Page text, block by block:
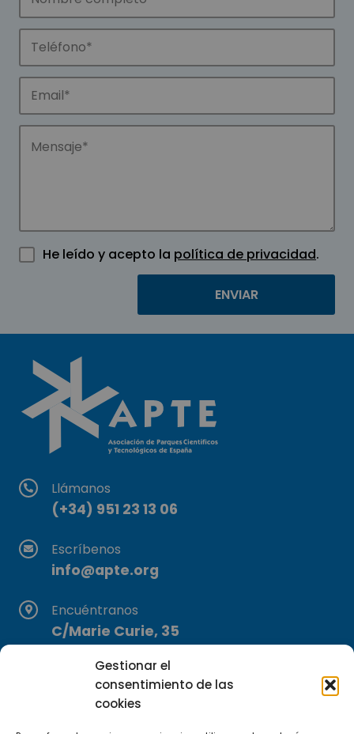
Gestionar el
consentimiento de las
cookies
He leído y acepto la política de privacidad.
Llámanos
(+34) 951 23 13 06
Escríbenos
info@apte.org
Encuéntranos
C/Marie Curie, 35